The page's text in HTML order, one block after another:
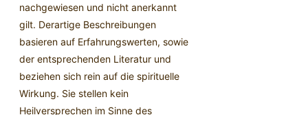
nachgewiesen und nicht anerkannt
gilt. Derartige Beschreibungen
basieren auf Erfahrungswerten, sowie
der entsprechenden Literatur und
beziehen sich rein auf die spirituelle
Wirkung. Sie stellen kein
Heilversprechen im Sinne des